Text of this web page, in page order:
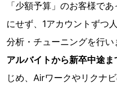
「少額予算」のお客様で
にせず、1アカウントずつ
分析・チューニングを行い
アルバイトから新卒中途ま
じめ、Airワークやリクナ